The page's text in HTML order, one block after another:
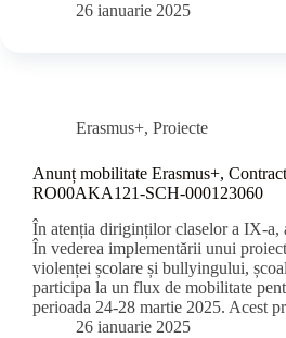
26 ianuarie 2025
Erasmus+, Proiecte
Anunț mobilitate Erasmus+,
RO00AKA121-SCH-000123060
În atenția diriginților claselor a IX-a,
În vederea implementării unui
violenței școlare și bullyingului,
participa la un flux de mobilitate
perioada 24-28 martie 2025. Acest
26 ianuarie 2025